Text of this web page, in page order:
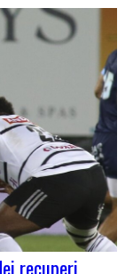
recuperi